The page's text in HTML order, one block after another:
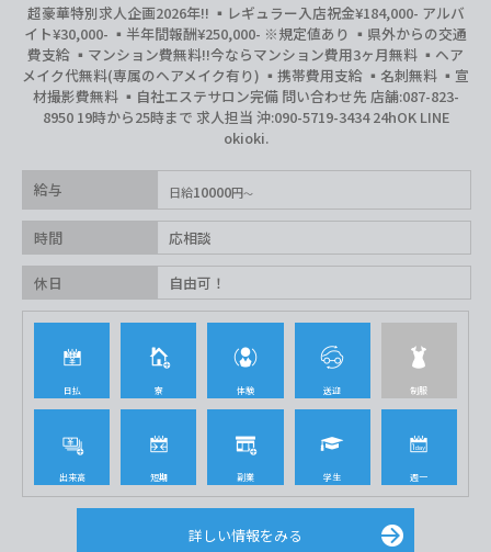
超豪華特別求人企画2026年‼︎ ▪️レギュラー入店祝金¥184,000- アルバ
イト¥30,000- ▪️半年間報酬¥250,000- ※規定値あり ▪️県外からの交通
費支給 ▪️マンション費無料‼︎今ならマンション費用3ヶ月無料 ▪️ヘア
メイク代無料(専属のヘアメイク有り) ▪️携帯費用支給 ▪️名刺無料 ▪️宣
材撮影費無料 ▪️自社エステサロン完備 問い合わせ先 店舗:087-823-
8950 19時から25時まで 求人担当 沖:090-5719-3434 24hOK LINE
okioki.
給与 日給10000円
時間 応相談
休日 自由可！
日払 寮 体験 送迎 制服
出来高 短期 副業 学生 週一
詳しい情報をみる